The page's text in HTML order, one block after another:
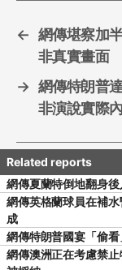
← 網傳堪察加
非真實畫面
→ 網傳特朗普
非演說實際
網傳夏蘭特倒地翻身
網傳英格蘭球員在補
成
網傳特朗普國宴「偷
網傳澳洲正在考慮禁